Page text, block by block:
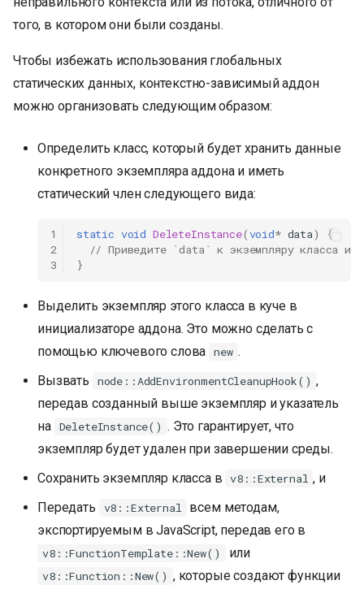
того, в котором они были созданы.
Чтобы избежать использования глобальных
статических данных, контекстно-зависимый аддон
можно организовать следующим образом:
Определить класс, который будет хранить данные
конкретного экземпляра аддона и иметь
статический член следующего вида:
1
2
3
static void DeleteInstance(void* data)
{
// Приведите `data` к экземпляру класса и
}
Выделить экземпляр этого класса в куче в
инициализаторе аддона. Это можно сделать с
помощью ключевого слова new .
Вызвать
node::AddEnvironmentCleanupHook() ,
передав созданный выше экземпляр и указатель
на DeleteInstance() . Это гарантирует, что
экземпляр будет удален при завершении среды.
Сохранить экземпляр класса в v8::External , и
Передать
v8::External
всем методам,
экспортируемым в JavaScript, передав его в
v8::FunctionTemplate::New() или
v8::Function::New() , которые создают функции